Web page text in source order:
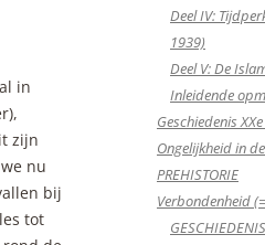
in
zijn
nu
bij
tot
Deel IV:
1939)
Deel V: De
Inleidende
Geschiedenis
Ongelijkheid in
PREHISTORIE
Verbondenheid